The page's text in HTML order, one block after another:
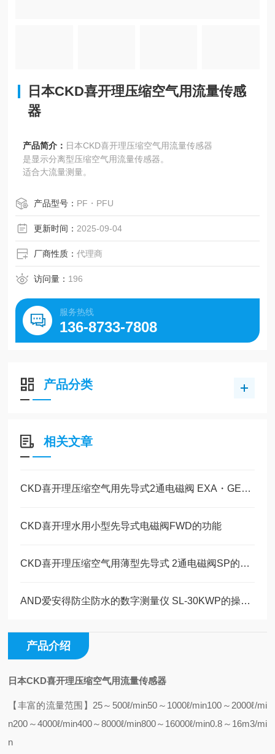
日本CKD喜开理压缩空气用流量传感
器
产品简介： 日本CKD喜开理压缩空气用流量传感器
是显示分离型压缩空气用流量传感器。
适合大流量测量。
产品型号： PF・PFU
更新时间： 2025-09-04
厂商性质：代理商
访问量： 196
服务热线
136-8733-7808
产品分类
相关文章
CKD喜开理压缩空气用先导式2通电磁阀 EXA・GEXA的特点
CKD喜开理水用小型先导式电磁阀FWD的功能
CKD喜开理压缩空气用薄型先导式 2通电磁阀SP的特点
AND爱安得防尘防水的数字测量仪 SL-30KWP的操作使用
产品介绍
日本CKD喜开理压缩空气用流量传感器
【丰富的流量范围】 25～500ℓ/min50～1000ℓ/min100～2000ℓ/mi
n200～4000ℓ/min400～8000ℓ/min800～16000ℓ/min0.8～16m3/mi
n